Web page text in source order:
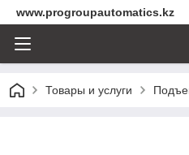
www.progroupautomatics.kz
Товары и услуги